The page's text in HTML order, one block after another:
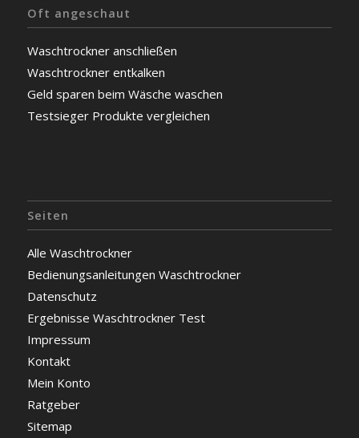
Oft angeschaut
Waschtrockner anschließen
Waschtrockner entkalken
Geld sparen beim Wäsche waschen
Testsieger Produkte vergleichen
Seiten
Alle Waschtrockner
Bedienungsanleitungen Waschtrockner
Datenschutz
Ergebnisse Waschtrockner Test
Impressum
Kontakt
Mein Konto
Ratgeber
Sitemap